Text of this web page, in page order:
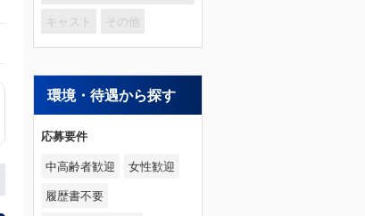
キャスト その他
環境・待遇から探す
応募要件
中高齢者歓迎 女性歓迎
履歴書不要